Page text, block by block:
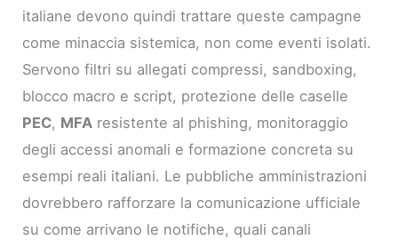
italiane devono quindi trattare queste campagne
come minaccia sistemica, non come eventi isolati.
Servono filtri su allegati compressi, sandboxing,
blocco macro e script, protezione delle caselle
PEC, MFA resistente al phishing, monitoraggio
degli accessi anomali e formazione concreta su
esempi reali italiani. Le pubbliche amministrazioni
dovrebbero rafforzare la comunicazione ufficiale
su come arrivano le notifiche, quali canali